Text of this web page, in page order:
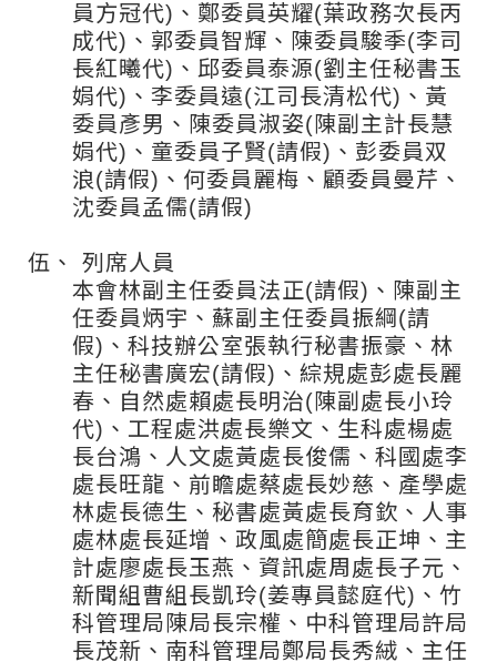
員方冠代)、鄭委員英耀(葉政務次長丙
成代)、郭委員智輝、陳委員駿季(李司
長紅曦代)、邱委員泰源(劉主任秘書玉
娟代)、李委員遠(江司長清松代)、黃
委員彥男、陳委員淑姿(陳副主計長慧
娟代)、童委員子賢(請假)、彭委員双
浪(請假)、何委員麗梅、顧委員曼芹、
沈委員孟儒(請假)
伍、
列席人員
本會林副主任委員法正(請假)、陳副主
任委員炳宇、蘇副主任委員振綱(請
假)、科技辦公室張執行秘書振豪、林
主任秘書廣宏(請假)、綜規處彭處長麗
春、自然處賴處長明治(陳副處長小玲
代)、工程處洪處長樂文、生科處楊處
長台鴻、人文處黃處長俊儒、科國處李
處長旺龍、前瞻處蔡處長妙慈、產學處
林處長德生、秘書處黃處長育欽、人事
處林處長延增、政風處簡處長正坤、主
計處廖處長玉燕、資訊處周處長子元、
新聞組曹組長凱玲(姜專員懿庭代)、竹
科管理局陳局長宗權、中科管理局許局
長茂新、南科管理局鄭局長秀絨、主任